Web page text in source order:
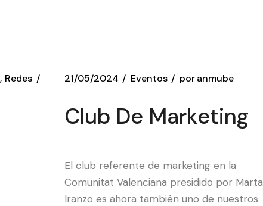
Redes
21/05/2024 Eventos por anmube
Club De Marketing
El club referente de marketing en la
Comunitat Valenciana presidido por Marta
Iranzo es ahora también uno de nuestros